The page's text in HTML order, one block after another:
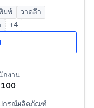
มพ์
วาดลึก
+4
กงาน
กรณ์ผลิตภัณฑ์